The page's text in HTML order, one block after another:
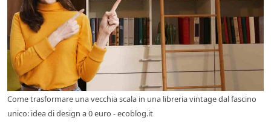
Come trasformare una vecchia scala in una libreria vintage dal fascino
unico: idea di design a 0 euro - ecoblog.it